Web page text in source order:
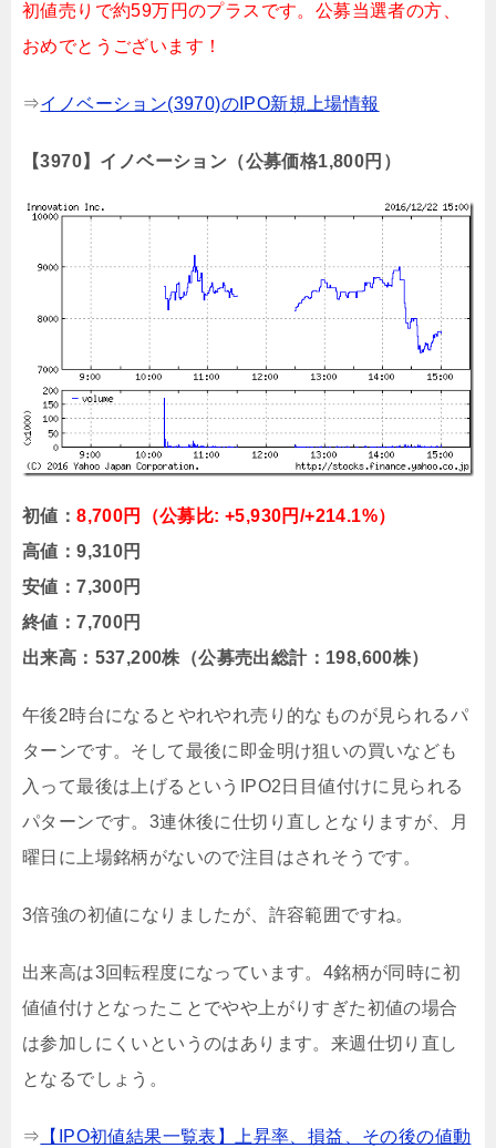
初値売りで約59万円のプラスです。公募当選者の方、
おめでとうございます！
⇒イノベーション(3970)のIPO新規上場情報
【3970】イノベーション（公募価格1,800円）
初値：8,700円（公募比: +5,930円/+214.1%）
高値：9,310円
安値：7,300円
終値：7,700円
出来高：537,200株（公募売出総計：198,600株）
午後2時台になるとやれやれ売り的なものが見られるパ
ターンです。そして最後に即金明け狙いの買いなども
入って最後は上げるというIPO2日目値付けに見られる
パターンです。3連休後に仕切り直しとなりますが、月
曜日に上場銘柄がないので注目はされそうです。
3倍強の初値になりましたが、許容範囲ですね。
出来高は3回転程度になっています。4銘柄が同時に初
値値付けとなったことでやや上がりすぎた初値の場合
は参加しにくいというのはあります。来週仕切り直し
となるでしょう。
⇒ 【IPO初値結果一覧表】上昇率、損益、その後の値動